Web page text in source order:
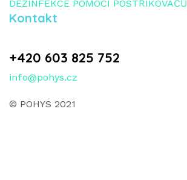
DEZINFEKCE POMOCÍ POSTŘIKOVAČŮ
Kontakt
+420 603 825 752
info@pohys.cz
© POHYS 2021